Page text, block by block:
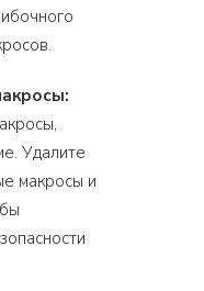
Удалите
макросы и